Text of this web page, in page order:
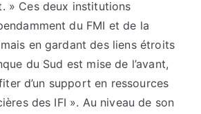
» Ces deux institutions
du FMI et de la
en gardant des liens étroits
du Sud est mise de l’avant,
d’un support en ressources
des IFI ». Au niveau de son